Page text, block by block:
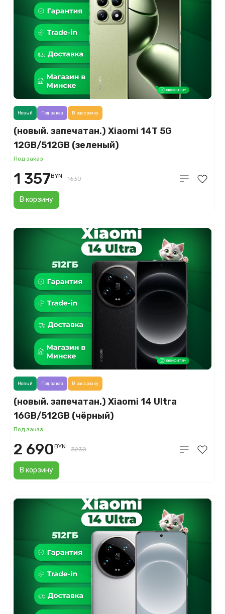
(новый. запечатан.) Xiaomi 14T 5G
12GB/512GB (зеленый)
Под заказ
В корзину
Новый Под заказ В рассрочку
1 357BYN 1630
(новый. запечатан.) Xiaomi 14 Ultra
16GB/512GB (чёрный)
Под заказ
В корзину
Новый Под заказ В рассрочку
2 690BYN 3230